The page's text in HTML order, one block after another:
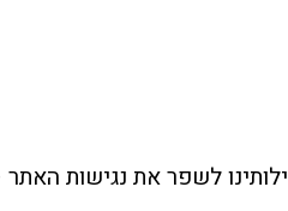
לשפר את נגישות האתר